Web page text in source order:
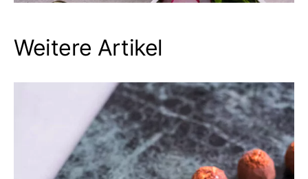
Weitere Artikel